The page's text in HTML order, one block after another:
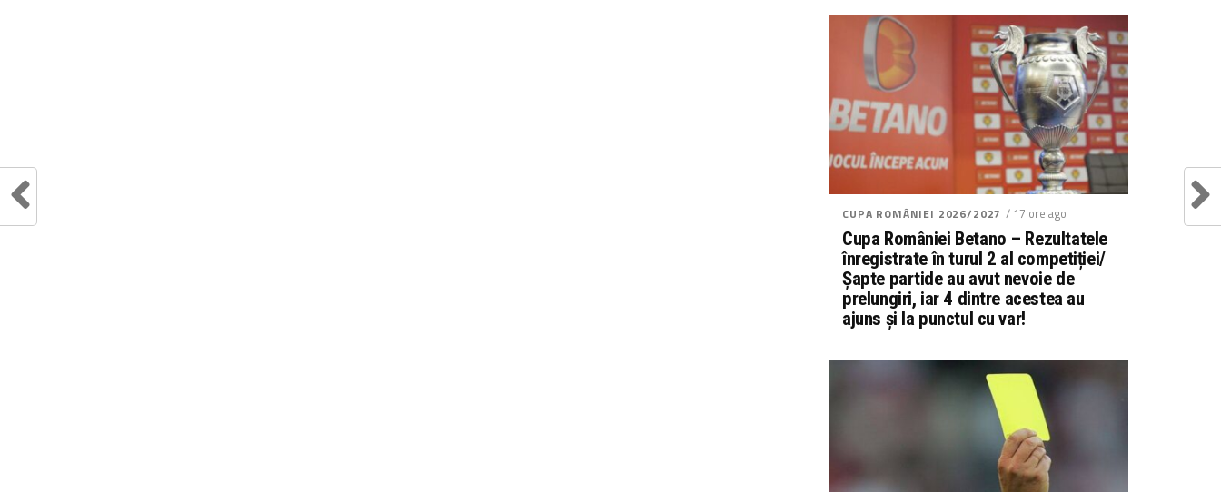
CUPA ROMÂNIEI 2026/2027 / 17 ore ago
Cupa României Betano – Rezultatele
înregistrate în turul 2 al competiției/
Șapte partide au avut nevoie de
prelungiri, iar 4 dintre acestea au
ajuns și la punctul cu var!